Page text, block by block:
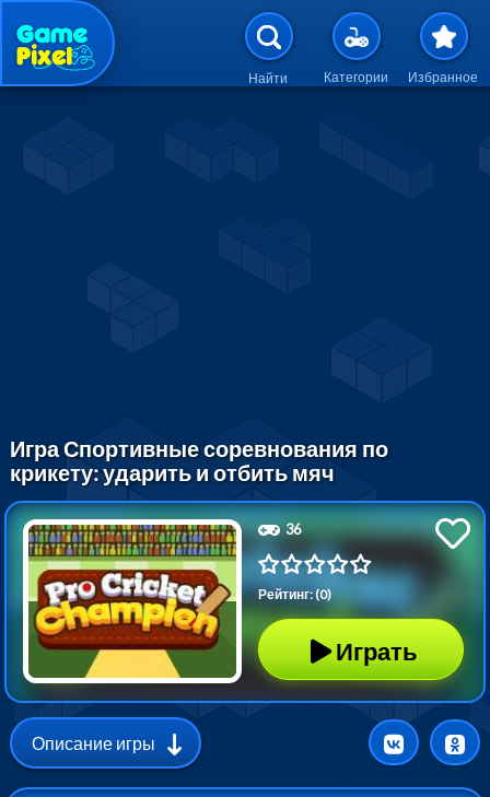
Перейти к основному
Найти Категории Избранное
Игра Спортивные соревнования по
крикету: ударить и отбить мяч
36
Рейтинг: (0)
Играть
Описание игры